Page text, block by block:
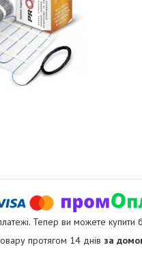
Тепер ви можете
протягом 14 днів за